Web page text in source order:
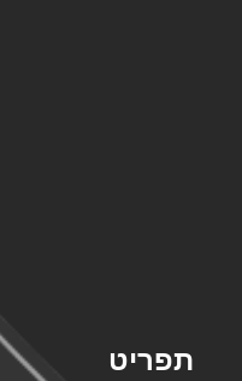
תפריט